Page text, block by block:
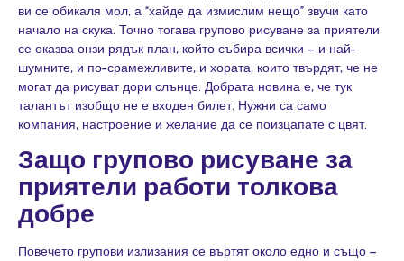
ви се обикаля мол, а “хайде да измислим нещо” звучи като
начало на скука. Точно тогава групово рисуване за приятели
се оказва онзи рядък план, който събира всички – и най-
шумните, и по-срамежливите, и хората, които твърдят, че не
могат да рисуват дори слънце. Добрата новина е, че тук
талантът изобщо не е входен билет. Нужни са само
компания, настроение и желание да се поизцапате с цвят.
Защо групово рисуване за
приятели работи толкова
добре
Повечето групови излизания се въртят около едно и също –